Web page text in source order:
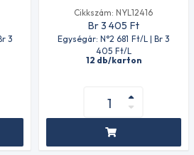
3
Cikkszám: NYL12416
Br 3 405 Ft
Egységár: N°2 681 Ft/L | Br 3
405 Ft/L
12 db/karton